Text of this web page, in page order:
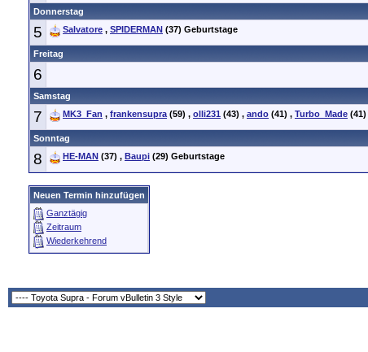
Donnerstag
5 Salvatore , SPIDERMAN (37) Geburtstage
Freitag
6
Samstag
7 MK3_Fan , frankensupra(59) , olli231 (43) , ando (41) , Turbo_Made (41)
Sonntag
8 HE-MAN (37) , Baupi (29) Geburtstage
Neuen Termin hinzufügen
Ganztägig
Zeitraum
Wiederkehrend